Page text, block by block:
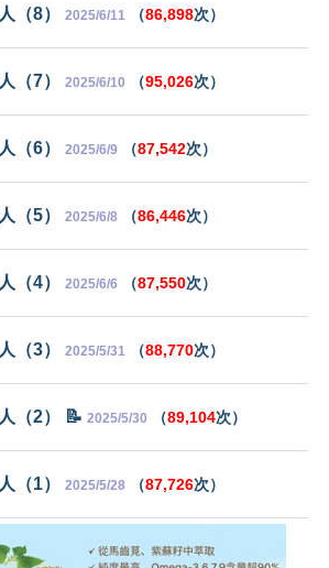
（8） 2025/6/11 （86,898次）
（7） 2025/6/10 （95,026次）
（6） 2025/6/9 （87,542次）
（5） 2025/6/8 （86,446次）
（4） 2025/6/6 （87,550次）
（3） 2025/5/31 （88,770次）
（2） 📝 2025/5/30 （89,104次）
（1） 2025/5/28 （87,726次）